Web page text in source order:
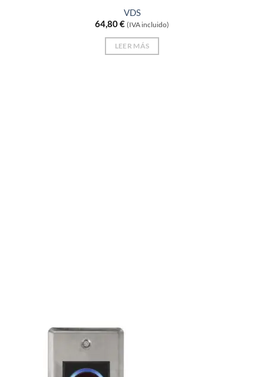
VDS
64,80€ (IVA incluido)
LEER MÁS